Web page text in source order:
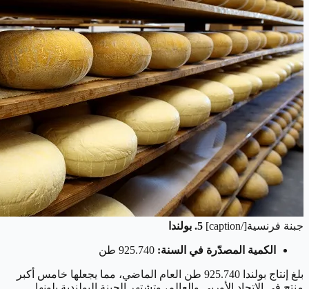
جبنة فرنسية[/caption] 5. بولندا
الكمية المصدّرة في السنة:
بلغ إنتاج بولندا 925.740 طن العام الماضي، مما يجعلها خامس أكبر